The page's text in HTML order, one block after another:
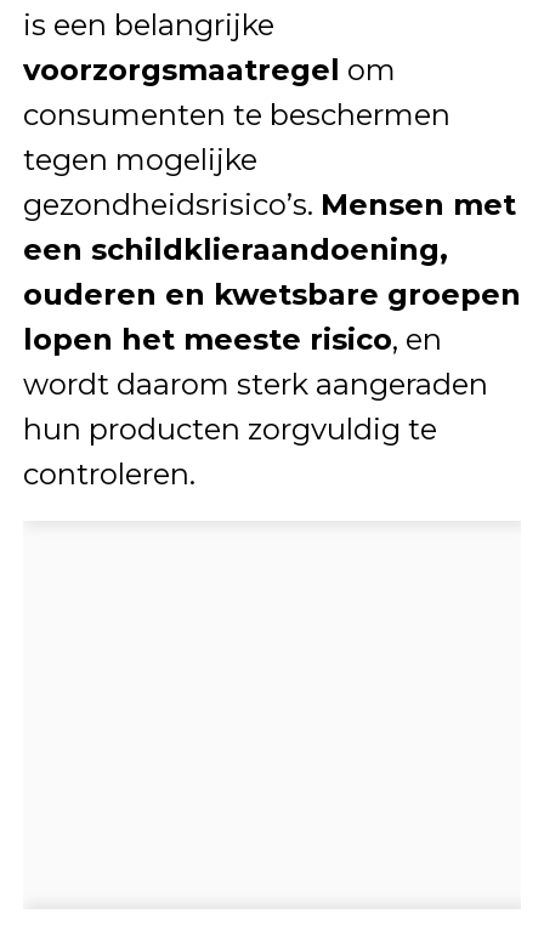
is een belangrijke
voorzorgsmaatregel om
consumenten te beschermen
tegen mogelijke
gezondheidsrisico’s. Mensen met
een schildklieraandoening,
ouderen en kwetsbare groepen
lopen het meeste risico, en
wordt daarom sterk aangeraden
hun producten zorgvuldig te
controleren.